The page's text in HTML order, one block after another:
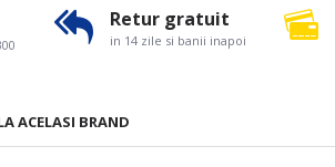
ACELASI BRAND
Retur gratuit
in 14 zile si banii inapoi